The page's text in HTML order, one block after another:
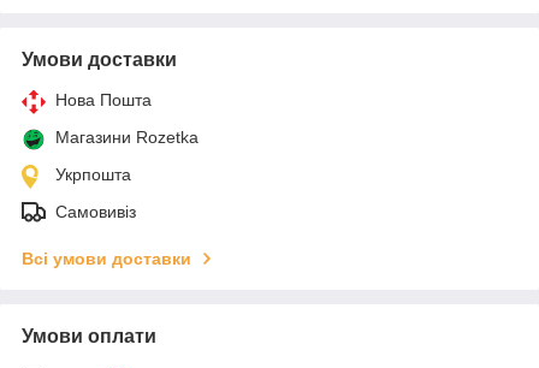
Умови доставки
Нова Пошта
Магазини Rozetka
Укрпошта
Самовивіз
Всі умови доставки
Умови оплати